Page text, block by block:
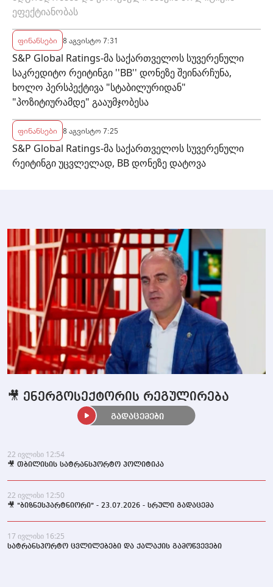
ეფექტიანობას
ფინანსები 8 აგვისტო 7:31
S&P Global Ratings-მა საქართველოს სუვერენული
საკრედიტო რეიტინგი ''BB'' დონეზე შეინარჩუნა,
ხოლო პერსპექტივა "სტაბილურიდან"
"პოზიტიურამდე" გააუმჯობესა
ფინანსები 8 აგვისტო 7:25
S&P Global Ratings-მა საქართველოს სუვერენული
რეიტინგი უცვლელად, BB დონეზე დატოვა
22 ივლისი 12:54
🎥 თბილისის სატრანსპორტო პოლიტიკა
22 ივლისი 12:50
🎥 "ბიზნესპარტნიორი" - 23.07.2026 - სრული გადაცემა
17 ივლისი 16:25
სატრანსპორტო ცვლილებები და ქალაქის გამოწვევები
🎥 ენერგოსექტორის რეგულირება
გადაცემები